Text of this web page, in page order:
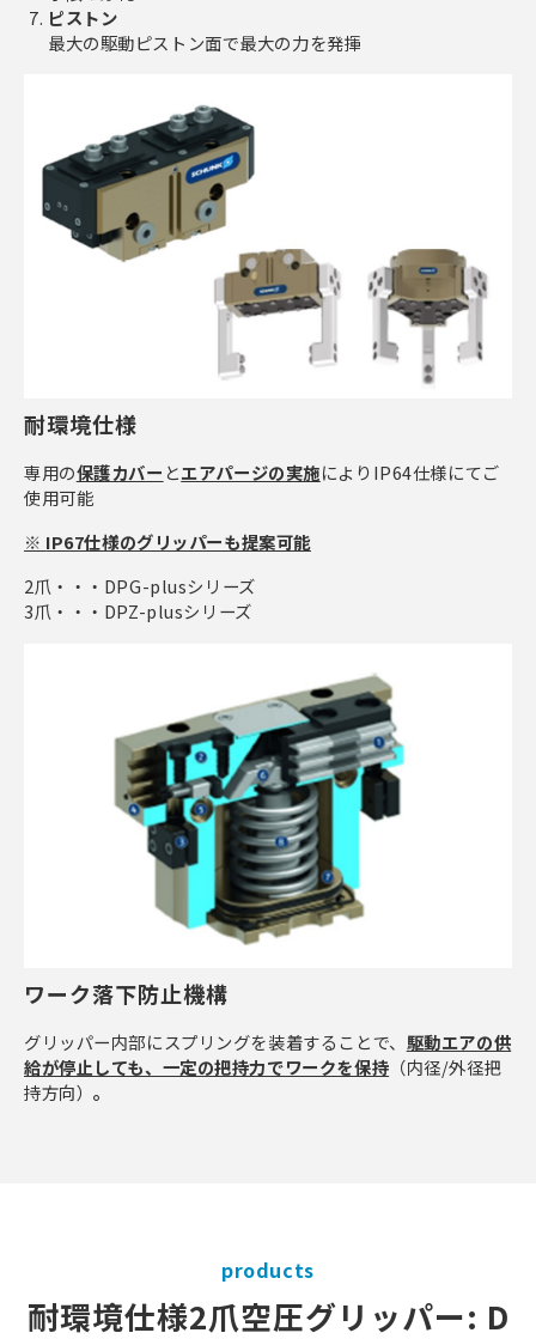
ピストン
最大の駆動ピストン面で最大の力を発揮
耐環境仕様
専用の保護カバー とエアパージの実施によりIP64仕様にてご
使用可能
※ IP67仕様のグリッパーも提案可能
2爪・・・DPG-plusシリーズ
3爪・・・DPZ-plusシリーズ
ワーク落下防止機構
グリッパー内部にスプリングを装着することで、 駆動エアの供
給が停止しても、一定の把持力でワークを保持 （内径/外径把
持方向）。
products
耐環境仕様2爪空圧グリッパー: D